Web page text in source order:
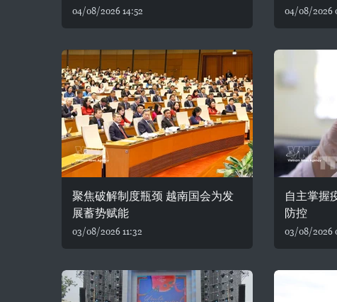
04/08/2026 14:52 04/08/2026
聚焦破解制度瓶颈 越南国会为发
展蓄势赋能
03/08/2026 11:32
自主掌握
防控
03/08/2026